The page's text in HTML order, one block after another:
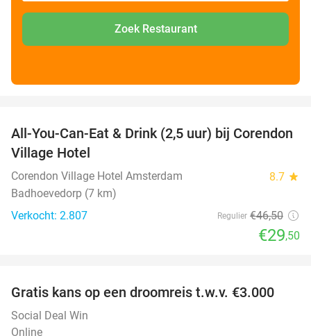
Zoek Restaurant
37%
All-You-Can-Eat & Drink (2,5 uur) bij Corendon
Village Hotel
Corendon Village Hotel Amsterdam 8.7 star
Badhoevedorp (7 km)
Verkocht: 2.807
Regulier €46,50
€29,50
Gratis kans op een droomreis t.w.v. €3.000
Social Deal Win
Online